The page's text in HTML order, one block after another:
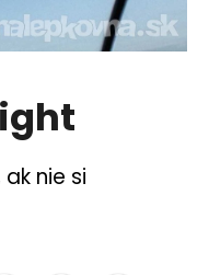
nie si